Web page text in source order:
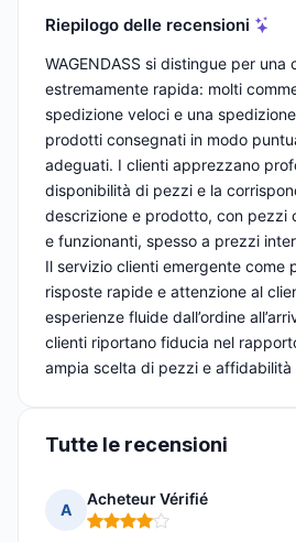
Riepilogo delle recensioni
WAGENDASS si distingue per una
estremamente rapida: molti
spedizione veloci e una
prodotti consegnati in modo
adeguati. I clienti apprezzano
disponibilità di pezzi e la
descrizione e prodotto, con pezzi
e funzionanti, spesso a prezzi
Il servizio clienti emergente come
risposte rapide e attenzione al
esperienze fluide dall’ordine
clienti riportano fiducia nel
ampia scelta di pezzi e affidabilità
Tutte le recensioni
A
Acheteur Vérifié
Nota: 4 su 5